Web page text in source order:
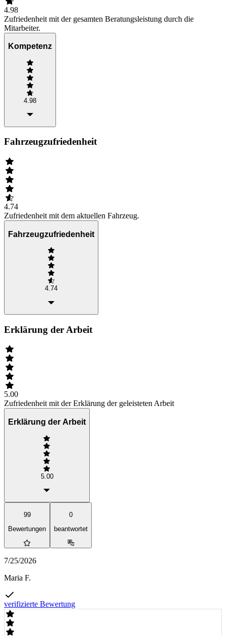
4.98
Zufriedenheit mit der gesamten Beratungsleistung durch die
Mitarbeiter.
Kompetenz
4.98
Fahrzeugzufriedenheit
4.74
Zufriedenheit mit dem aktuellen Fahrzeug.
Fahrzeugzufriedenheit
4.74
Erklärung der Arbeit
5.00
Zufriedenheit mit der Erklärung der geleisteten Arbeit
Erklärung der Arbeit
5.00
99
Bewertungen
0
beantwortet
7/25/2026
Maria F.
verifizierte Bewertung